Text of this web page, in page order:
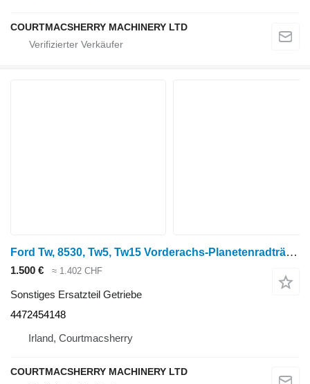
COURTMACSHERRY MACHINERY LTD
Ford Tw, 8530, Tw5, Tw15 Vorderachs-Planetenradträger-Baugruppe 4 4472454148 für Radtraktor
1.500 € ≈ 1.402 CHF
Sonstiges Ersatzteil Getriebe
4472454148
Irland, Courtmacsherry
COURTMACSHERRY MACHINERY LTD